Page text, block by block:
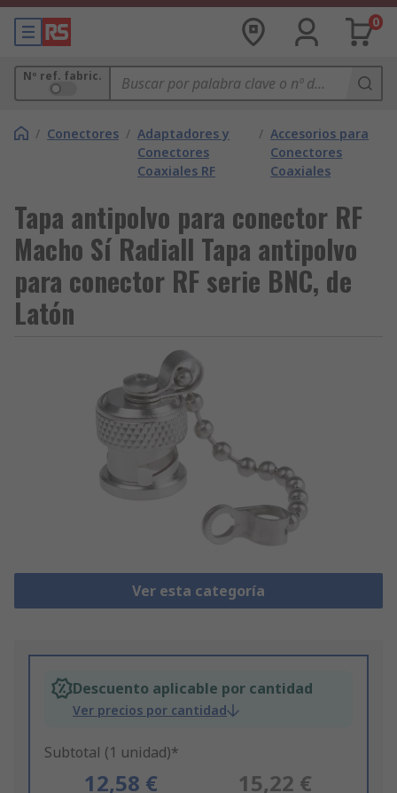
0
Nº ref. fabric.
/ Conectores / Adaptadores y
Conectores
Coaxiales RF
/ Accesorios para
Conectores
Coaxiales
Tapa antipolvo para conector RF
Macho Sí Radiall Tapa antipolvo
para conector RF serie BNC, de
Latón
Ver esta categoría
Descuento aplicable por cantidad
Ver precios por cantidad
Subtotal (1 unidad)*
12,58 € 15,22 €